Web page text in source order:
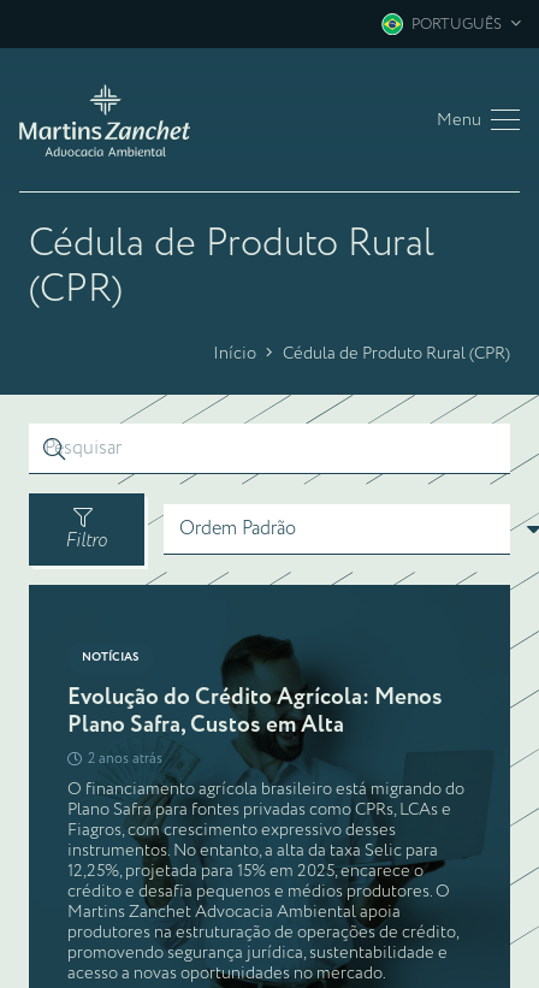
PORTUGUÊS
Menu
Cédula de Produto Rural
(CPR)
Início Cédula de Produto Rural (CPR)
Filtro
NOTÍCIAS
Evolução do Crédito Agrícola: Menos
Plano Safra, Custos em Alta
2 anos atrás
O financiamento agrícola brasileiro está migrando do
Plano Safra para fontes privadas como CPRs, LCAs e
Fiagros, com crescimento expressivo desses
instrumentos. No entanto, a alta da taxa Selic para
12,25%, projetada para 15% em 2025, encarece o
crédito e desafia pequenos e médios produtores. O
Martins Zanchet Advocacia Ambiental apoia
produtores na estruturação de operações de crédito,
promovendo segurança jurídica, sustentabilidade e
acesso a novas oportunidades no mercado.